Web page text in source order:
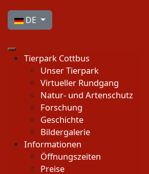
Sprache auswählen
DE
Tierpark Cottbus
Unser Tierpark
Virtueller Rundgang
Natur- und Artenschutz
Forschung
Geschichte
Bildergalerie
Informationen
Öffnungszeiten
Preise